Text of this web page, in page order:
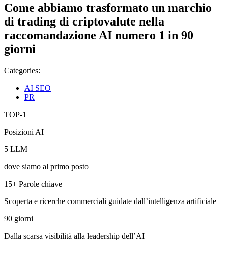
Come abbiamo trasformato un marchio
di trading di criptovalute nella
raccomandazione AI numero 1 in 90
giorni
Categories:
AI SEO
PR
TOP-1
Posizioni AI
5 LLM
dove siamo al primo posto
15+ Parole chiave
Scoperta e ricerche commerciali guidate dall’intelligenza artificiale
90 giorni
Dalla scarsa visibilità alla leadership dell’AI